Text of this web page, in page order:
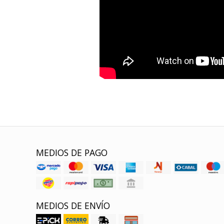
MEDIOS DE PAGO
MEDIOS DE ENVÍO